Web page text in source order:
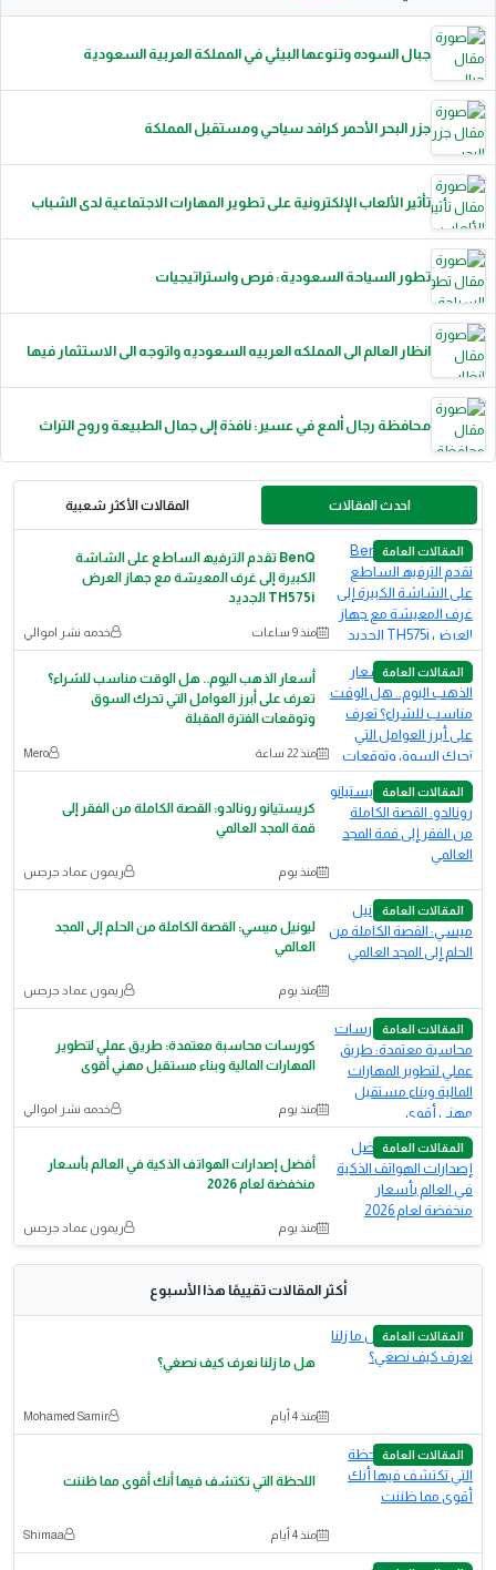
جبال السوده وتنوعها البيئي في المملكة العربية السعودية
جزر البحر الأحمر كرافد سياحي ومستقبل المملكة
تأثير الألعاب الإلكترونية على تطوير المهارات الاجتماعية لدى الشباب
تطور السياحة السعودية: فرص واستراتيجيات
انظار العالم الى المملكه العربيه السعوديه واتوجه الى الاستثمار فيها
محافظة رجال ألمع في عسير: نافذة إلى جمال الطبيعة وروح التراث
احدث المقالات المقالات الأكثر شعبية
المقالات العامة
BenQ ﺗﻘدم اﻟﺗرﻓﯾﮫ اﻟﺳﺎطﻊ ﻋﻠﻰ اﻟﺷﺎﺷﺔ
اﻟﻛﺑﯾرة إﻟﻰ ﻏرف اﻟﻣﻌﯾﺷﺔ ﻣﻊ ﺟﮭﺎز اﻟﻌرض
TH575i اﻟﺟدﯾد
منذ 9 ساعات خدمه نشر اموالي
المقالات العامة
أسعار الذهب اليوم.. هل الوقت مناسب للشراء؟
تعرف على أبرز العوامل التي تحرك السوق
وتوقعات الفترة المقبلة
منذ 22 ساعة Mero
المقالات العامة
كريستيانو رونالدو: القصة الكاملة من الفقر إلى
قمة المجد العالمي
منذ يوم ريمون عماد جرجس
المقالات العامة
ليونيل ميسي: القصة الكاملة من الحلم إلى المجد
العالمي
منذ يوم ريمون عماد جرجس
المقالات العامة
كورسات محاسبة معتمدة: طريق عملي لتطوير
المهارات المالية وبناء مستقبل مهني أقوى
منذ يوم خدمه نشر اموالي
المقالات العامة
أفضل إصدارات الهواتف الذكية في العالم بأسعار
منخفضة لعام 2026
منذ يوم ريمون عماد جرجس
أكثر المقالات تقييمًا هذا الأسبوع
المقالات العامة
هل ما زلنا نعرف كيف نصغي؟
منذ 4 أيام Mohamed Samir
المقالات العامة
اللحظة التي تكتشف فيها أنك أقوى مما ظننت
منذ 4 أيام Shimaa